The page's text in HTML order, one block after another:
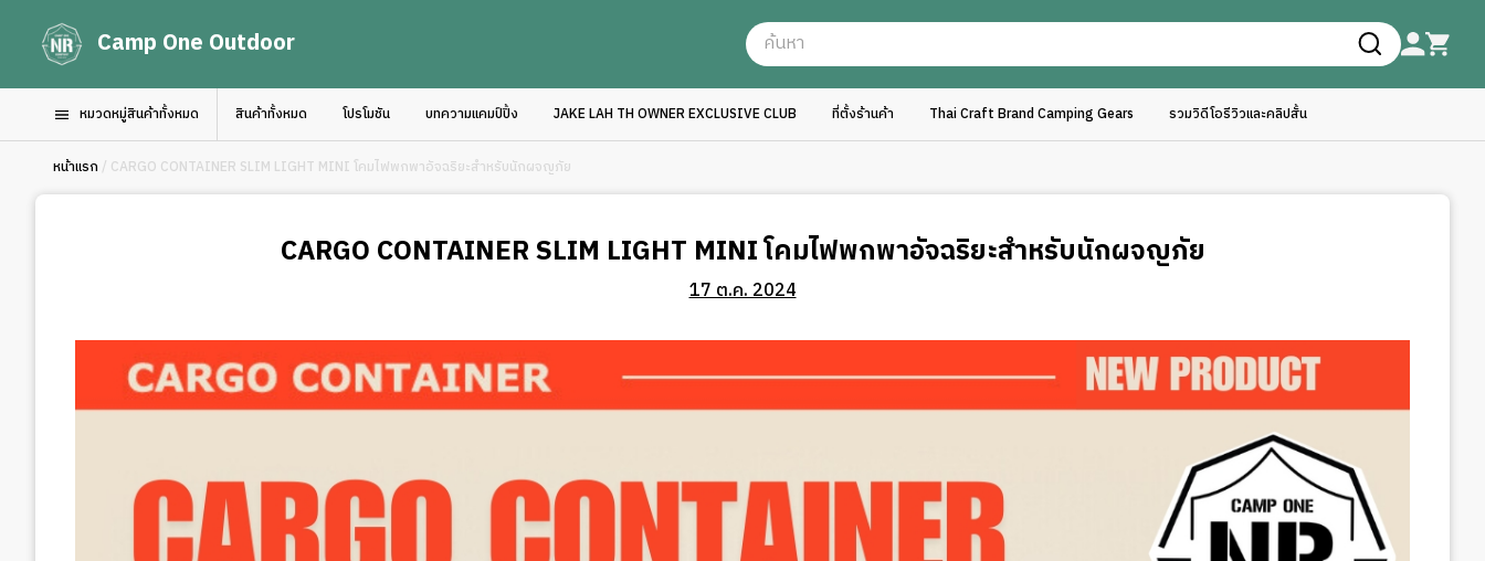
Camp One Outdoor
หมวดหมู่สินค้าทั้งหมด สินค้าทั้งหมด โปรโมชัน บทความแคมป์ปิ้ง JAKE LAH TH OWNER EXCLUSIVE CLUB ที่ตั้งร้านค้า Thai Craft Brand Camping Gears รวมวิดีโอรีวิวและคลิปสั้น
หน้าแรก / CARGO CONTAINER SLIM LIGHT MINI โคมไฟพกพาอัจฉริยะสำหรับนักผจญภัย
CARGO CONTAINER SLIM LIGHT MINI โคมไฟพกพาอัจฉริยะสำหรับนักผจญภัย
17 ต.ค. 2024